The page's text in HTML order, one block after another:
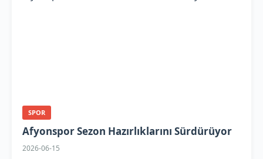
SPOR
Afyonspor Sezon Hazırlıklarını Sürdürüyor
2026-06-15